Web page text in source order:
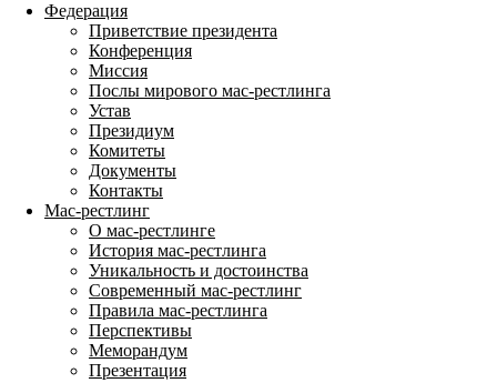
Федерация
Приветствие президента
Конференция
Миссия
Послы мирового мас-рестлинга
Устав
Президиум
Комитеты
Документы
Контакты
Мас-рестлинг
О мас-рестлинге
История мас-рестлинга
Уникальность и достоинства
Современный мас-рестлинг
Правила мас-рестлинга
Перспективы
Меморандум
Презентация